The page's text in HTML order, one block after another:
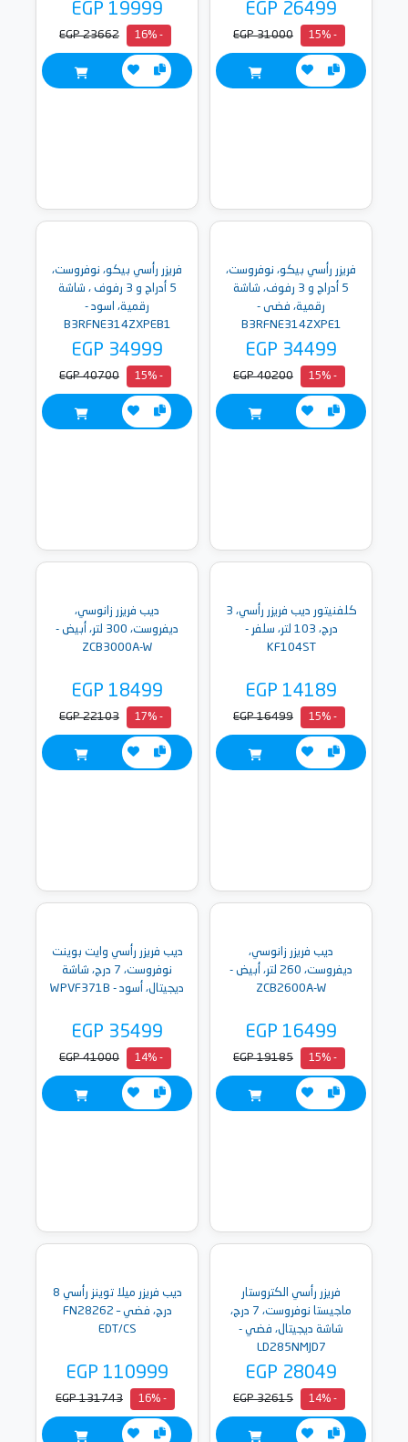
EGP 26499
- 15%
EGP 31000
EGP 19999
- 16%
EGP 23662
فريزر رأسي بيكو، نوفروست،
5 أدراج و 3 رفوف، شاشة
رقمية، فضى -
B3RFNE314ZXPE1
EGP 34499
- 15%
EGP 40200
فريزر رأسي بيكو، نوفروست،
5 أدراج و 3 رفوف ، شاشة
رقمية، اسود -
B3RFNE314ZXPEB1
EGP 34999
- 15%
EGP 40700
كلفنيتور ديب فريزر رأسي، 3
درج، 103 لتر، سلفر -
KF104ST
EGP 14189
- 15%
EGP 16499
ديب فريزر زانوسي،
ديفروست، 300 لتر، أبيض -
ZCB3000A-W
EGP 18499
- 17%
EGP 22103
ديب فريزر زانوسي،
ديفروست، 260 لتر، أبيض -
ZCB2600A-W
EGP 16499
- 15%
EGP 19185
ديب فريزر رأسي وايت بوينت
نوفروست، 7 درج، شاشة
ديجيتال، أسود - WPVF371B
EGP 35499
- 14%
EGP 41000
فريزر رأسي الكتروستار
ماجيستا نوفروست، 7 درج،
شاشة ديجيتال، فضي -
LD285NMJD7
EGP 28049
- 14%
EGP 32615
ديب فريزر ميلا توينز رأسي 8
درج، فضي – FN28262
EDT/CS
EGP 110999
- 16%
EGP 131743